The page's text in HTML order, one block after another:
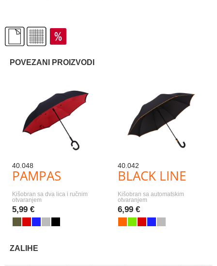
POVEZANI PROIZVODI
40.048
PAMPAS
Kišobran sa dva lica i ručnim
otvaranjem
5,99 €
40.042
BLACK LINE
Kišobran sa automatskim
otvaranjem
6,99 €
ZALIHE